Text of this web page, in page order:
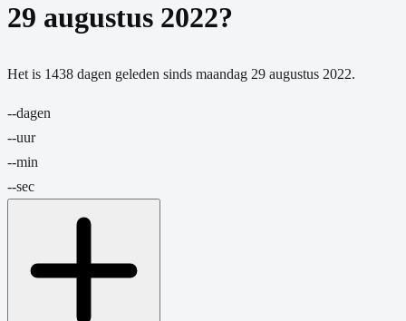
29 augustus 2022?
Het is 1438 dagen geleden sinds maandag 29 augustus 2022.
--dagen
--uur
--min
--sec